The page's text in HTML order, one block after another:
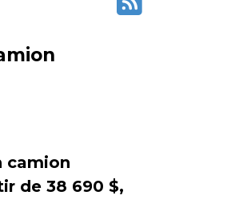
camion
de 38 690 $,